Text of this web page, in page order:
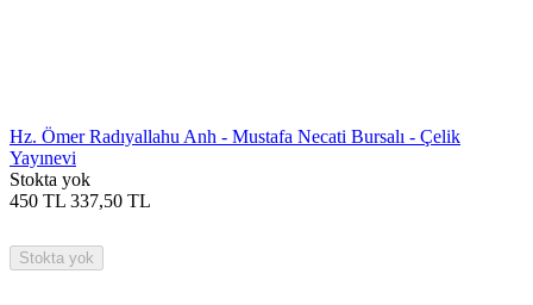
Hz. Ömer Radıyallahu Anh - Mustafa Necati Bursalı - Çelik
Yayınevi
Stokta yok
450 TL 337,50 TL
Stokta yok